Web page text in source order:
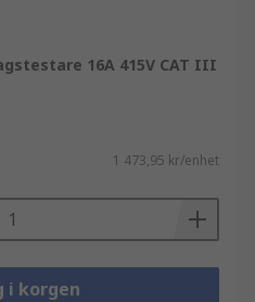
16A 415V CAT III
1 473,95 kr/enhet
i korgen